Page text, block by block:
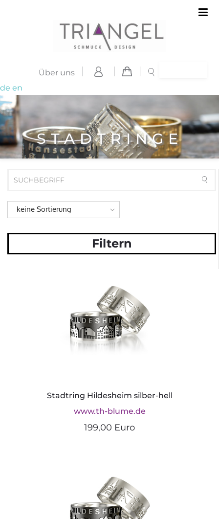
Über uns
de en
STADTRINGE
keine Sortierung
Filtern
Stadtring Hildesheim silber-hell
www.th-blume.de
199,00 Euro